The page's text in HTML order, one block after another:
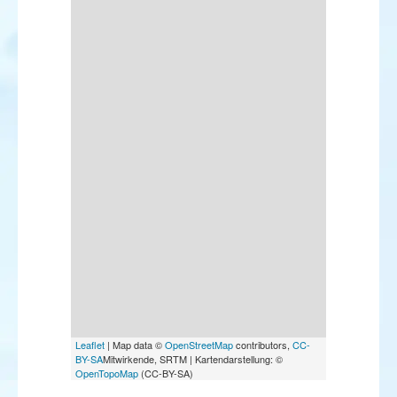
Leaflet | Map data ©OpenStreetMapcontributors, CC-
BY-SAMitwirkende, SRTM | Kartendarstellung: ©
OpenTopoMap (CC-BY-SA)